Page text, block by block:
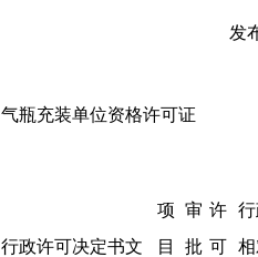
发
气瓶充装单位资格许可证
行政许可决定书文
项
目
审
批
许
可